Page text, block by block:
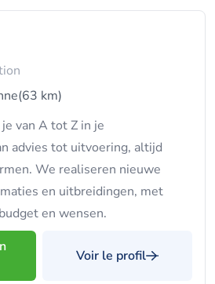
(63 km)
van A tot Z in je
advies tot uitvoering, altijd
We realiseren nieuwe
en uitbreidingen, met
en wensen.
Voir le profil